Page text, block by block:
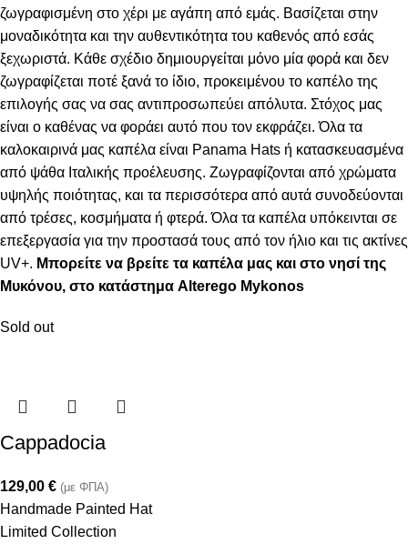
ζωγραφισμένη στο χέρι με αγάπη από εμάς. Βασίζεται στην
μοναδικότητα και την αυθεντικότητα του καθενός από εσάς
ξεχωριστά. Κάθε σχέδιο δημιουργείται μόνο μία φορά και δεν
ζωγραφίζεται ποτέ ξανά το ίδιο, προκειμένου το καπέλο της
επιλογής σας να σας αντιπροσωπεύει απόλυτα. Στόχος μας
είναι ο καθένας να φοράει αυτό που τον εκφράζει. Όλα τα
καλοκαιρινά μας καπέλα είναι Panama Hats ή κατασκευασμένα
από ψάθα Ιταλικής προέλευσης. Ζωγραφίζονται από χρώματα
υψηλής ποιότητας, και τα περισσότερα από αυτά συνοδεύονται
από τρέσες, κοσμήματα ή φτερά. Όλα τα καπέλα υπόκεινται σε
επεξεργασία για την προστασά τους από τον ήλιο και τις ακτίνες
UV+. Μπορείτε να βρείτε τα καπέλα μας και στο νησί της
Μυκόνου, στο κατάστημα Alterego Mykonos
Sold out
Cappadocia
129,00 € (με ΦΠΑ)
Handmade Painted Hat
Limited Collection